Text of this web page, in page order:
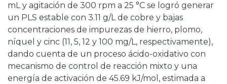
mL y agitación de 300 rpm a 25 °C se logró generar
un PLS estable con 3.11 g/L de cobre y bajas
concentraciones de impurezas de hierro, plomo,
níquel y cinc (11, 5, 12 y 100 mg/L, respectivamente),
dando cuenta de un proceso ácido-oxidativo con
mecanismo de control de reacción mixto y una
energía de activación de 45.69 kJ/mol, estimada a